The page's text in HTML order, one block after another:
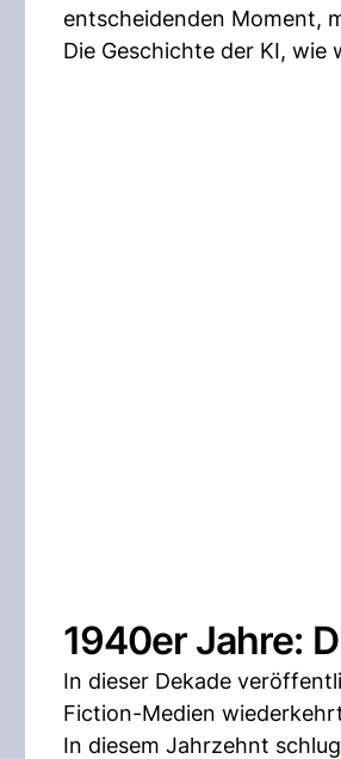
entscheidenden Moment,
Die Geschichte der KI,
1940er Jahre:
In dieser Dekade
Fiction-Medien
In diesem Jahrzehnt